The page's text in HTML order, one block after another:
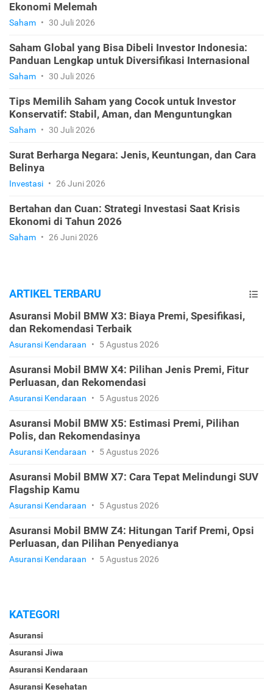
Ekonomi Melemah
Saham • 30 Juli 2026
Saham Global yang Bisa Dibeli Investor Indonesia:
Panduan Lengkap untuk Diversifikasi Internasional
Saham • 30 Juli 2026
Tips Memilih Saham yang Cocok untuk Investor
Konservatif: Stabil, Aman, dan Menguntungkan
Saham • 30 Juli 2026
Surat Berharga Negara: Jenis, Keuntungan, dan Cara
Belinya
Investasi • 26 Juni 2026
Bertahan dan Cuan: Strategi Investasi Saat Krisis
Ekonomi di Tahun 2026
Saham • 26 Juni 2026
ARTIKEL TERBARU
Asuransi Mobil BMW X3: Biaya Premi, Spesifikasi,
dan Rekomendasi Terbaik
Asuransi Kendaraan • 5 Agustus 2026
Asuransi Mobil BMW X4: Pilihan Jenis Premi, Fitur
Perluasan, dan Rekomendasi
Asuransi Kendaraan • 5 Agustus 2026
Asuransi Mobil BMW X5: Estimasi Premi, Pilihan
Polis, dan Rekomendasinya
Asuransi Kendaraan • 5 Agustus 2026
Asuransi Mobil BMW X7: Cara Tepat Melindungi SUV
Flagship Kamu
Asuransi Kendaraan • 5 Agustus 2026
Asuransi Mobil BMW Z4: Hitungan Tarif Premi, Opsi
Perluasan, dan Pilihan Penyedianya
Asuransi Kendaraan • 5 Agustus 2026
KATEGORI
Asuransi
Asuransi Jiwa
Asuransi Kendaraan
Asuransi Kesehatan